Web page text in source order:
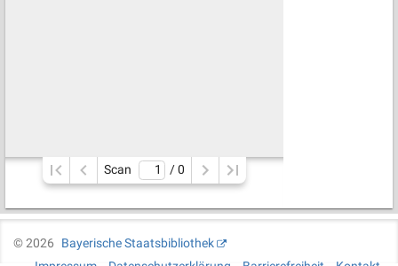
Scan / 0
©2026
Bayerische Staatsbibliothek